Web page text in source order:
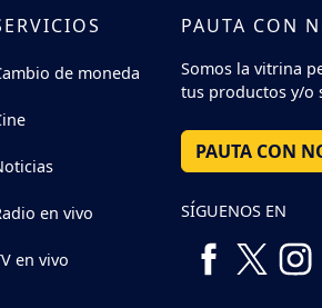
de moneda
en vivo
en vivo
PAUTA CON
Somos la vitrina
tus productos y/o
PAUTA CON
SÍGUENOS EN